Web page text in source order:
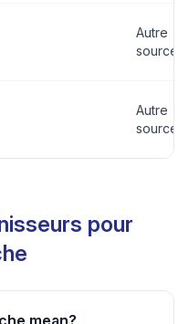
Autre
source
Autre
source
pour
mean?